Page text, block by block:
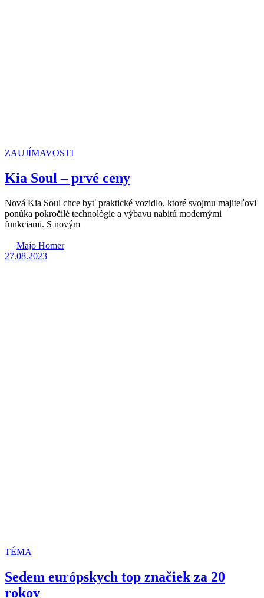
ZAUJÍMAVOSTI
Kia Soul – prvé ceny
Nová Kia Soul chce byť praktické vozidlo, ktoré svojmu majiteľovi
ponúka pokročilé technológie a výbavu nabitú modernými
funkciami. S novým
Majo Homer
27.08.2023
TÉMA
Sedem európskych top značiek za 20
rokov